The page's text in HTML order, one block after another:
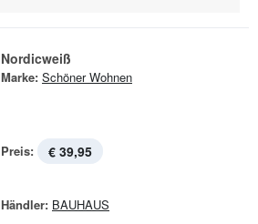
Nordicweiß
Marke: Schöner Wohnen
Preis: € 39,95
Händler: BAUHAUS